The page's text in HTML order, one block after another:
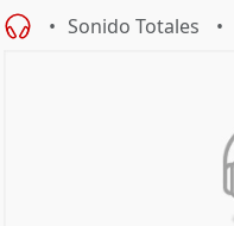
Sonido Totales